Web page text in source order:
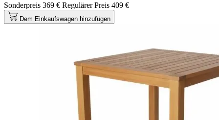
Sonderpreis 369 € Regulärer Preis 409 €
Dem Einkaufswagen hinzufügen